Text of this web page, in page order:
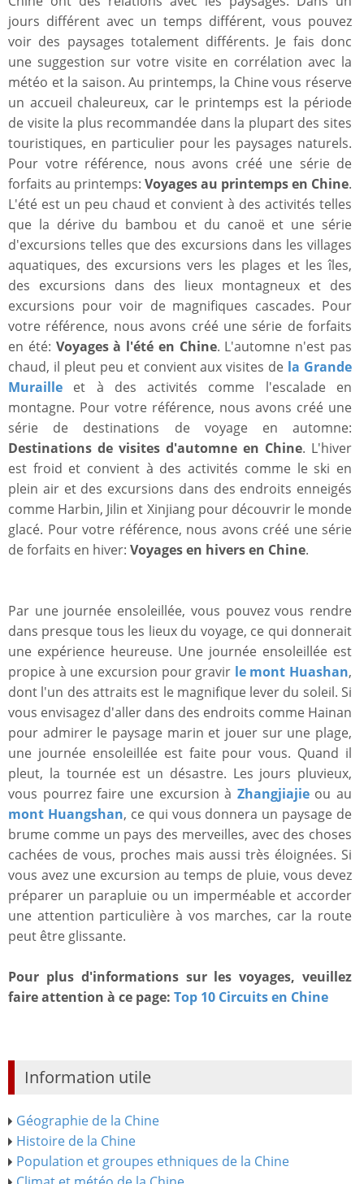
jours différent avec un temps différent, vous pouvez
voir des paysages totalement différents. Je fais donc
une suggestion sur votre visite en corrélation avec la
météo et la saison. Au printemps, la Chine vous réserve
un accueil chaleureux, car le printemps est la période
de visite la plus recommandée dans la plupart des sites
touristiques, en particulier pour les paysages naturels.
Pour votre référence, nous avons créé une série de
forfaits au printemps: Voyages au printemps en Chine.
L'été est un peu chaud et convient à des activités telles
que la dérive du bambou et du canoë et une série
d'excursions telles que des excursions dans les villages
aquatiques, des excursions vers les plages et les îles,
des excursions dans des lieux montagneux et des
excursions pour voir de magnifiques cascades. Pour
votre référence, nous avons créé une série de forfaits
en été: Voyages à l'été en Chine. L'automne n'est pas
chaud, il pleut peu et convient aux visites de la Grande
Muraille et à des activités comme l'escalade en
montagne. Pour votre référence, nous avons créé une
série de destinations de voyage en automne:
Destinations de visites d'automne en Chine. L'hiver
est froid et convient à des activités comme le ski en
plein air et des excursions dans des endroits enneigés
comme Harbin, Jilin et Xinjiang pour découvrir le monde
glacé. Pour votre référence, nous avons créé une série
de forfaits en hiver: Voyages en hivers en Chine.
Par une journée ensoleillée, vous pouvez vous rendre
dans presque tous les lieux du voyage, ce qui donnerait
une expérience heureuse. Une journée ensoleillée est
propice à une excursion pour gravir le mont Huashan,
dont l'un des attraits est le magnifique lever du soleil. Si
vous envisagez d'aller dans des endroits comme Hainan
pour admirer le paysage marin et jouer sur une plage,
une journée ensoleillée est faite pour vous. Quand il
pleut, la tournée est un désastre. Les jours pluvieux,
vous pourrez faire une excursion à Zhangjiajieou au
mont Huangshan, ce qui vous donnera un paysage de
brume comme un pays des merveilles, avec des choses
cachées de vous, proches mais aussi très éloignées. Si
vous avez une excursion au temps de pluie, vous devez
préparer un parapluie ou un imperméable et accorder
une attention particulière à vos marches, car la route
peut être glissante.
Pour plus d'informations sur les voyages, veuillez
faire attention à ce page: Top 10 Circuits en Chine
Information utile
Géographie de la Chine
Histoire de la Chine
Population et groupes ethniques de la Chine